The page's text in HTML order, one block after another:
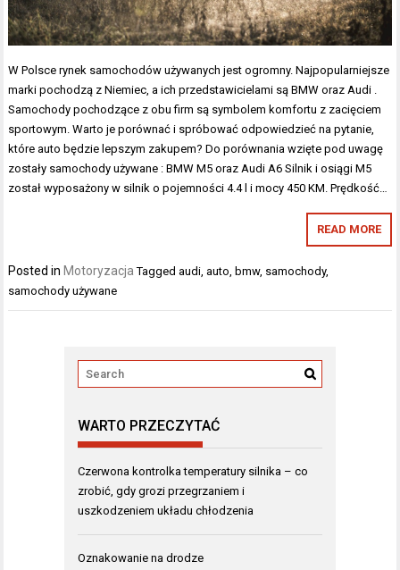
W Polsce rynek samochodów używanych jest ogromny. Najpopularniejsze
marki pochodzą z Niemiec, a ich przedstawicielami są BMW oraz Audi .
Samochody pochodzące z obu firm są symbolem komfortu z zacięciem
sportowym. Warto je porównać i spróbować odpowiedzieć na pytanie,
które auto będzie lepszym zakupem? Do porównania wzięte pod uwagę
zostały samochody używane : BMW M5 oraz Audi A6 Silnik i osiągi M5
został wyposażony w silnik o pojemności 4.4 l i mocy 450 KM. Prędkość…
READ MORE
Posted in Motoryzacja Taggedaudi,auto, bmw, samochody,
samochody używane
WARTO PRZECZYTAĆ
Czerwona kontrolka temperatury silnika – co
zrobić, gdy grozi przegrzaniem i
uszkodzeniem układu chłodzenia
Oznakowanie na drodze